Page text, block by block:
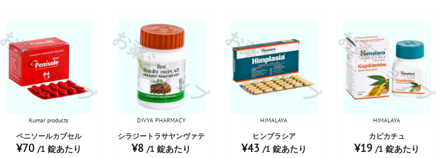
お薬ショップ
Kumar products
ペニソールカプセル
¥70 /1 錠あたり
お薬ショップ
DIVYA PHARMACY
シラジートラサヤンヴァティ
¥8/1 錠あたり
お薬ショップ
HIMALAYA
ヒンプラシア
¥43 /1 錠あたり
お薬ショップ
HIMALAYA
カピカチュ
¥19 /1 錠あたり